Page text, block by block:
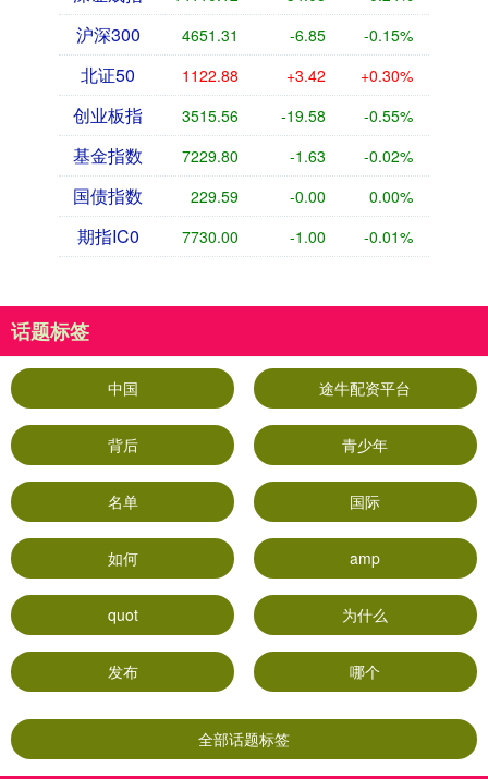
沪深300 4651.31 -6.85 -0.15%
北证50 1122.88 +3.42 +0.30%
创业板指 3515.56 -19.58 -0.55%
基金指数 7229.80 -1.63 -0.02%
国债指数 229.59 -0.00 0.00%
期指IC0 7730.00 -1.00 -0.01%
话题标签
中国 途牛配资平台
背后 青少年
名单 国际
如何 amp
quot 为什么
发布 哪个
全部话题标签